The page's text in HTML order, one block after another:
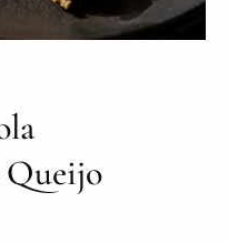
Queijo